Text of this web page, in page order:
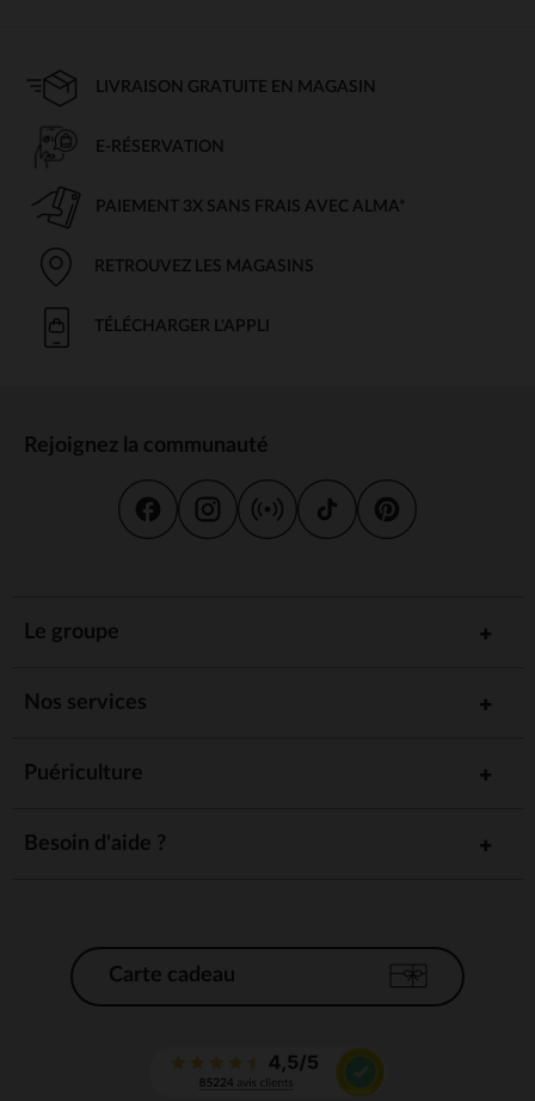
LIVRAISON GRATUITE EN MAGASIN
E-RÉSERVATION
PAIEMENT 3X SANS FRAIS AVEC ALMA*
RETROUVEZ LES MAGASINS
TÉLÉCHARGER L'APPLI
Rejoignez la communauté
Le groupe
Nos services
Puériculture
Besoin d'aide ?
Carte cadeau